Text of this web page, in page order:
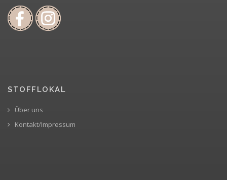
STOFFLOKAL
Über uns
Kontakt/Impressum